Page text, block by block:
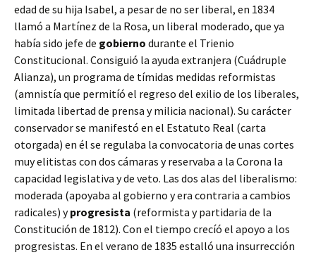
edad de su hija Isabel, a pesar de no ser liberal, en 1834
llamó a Martínez de la Rosa, un liberal moderado, que ya
había sido jefe de gobierno durante el Trienio
Constitucional. Consiguió la ayuda extranjera (Cuádruple
Alianza), un programa de tímidas medidas reformistas
(amnistía que permitíó el regreso del exilio de los liberales,
limitada libertad de prensa y milicia nacional). Su carácter
conservador se manifestó en el Estatuto Real (carta
otorgada) en él se regulaba la convocatoria de unas cortes
muy elitistas con dos cámaras y reservaba a la Corona la
capacidad legislativa y de veto. Las dos alas del liberalismo:
moderada (apoyaba al gobierno y era contraria a cambios
radicales) yprogresista (reformista y partidaria de la
Constitución de 1812). Con el tiempo crecíó el apoyo a los
progresistas. En el verano de 1835 estalló una insurrección